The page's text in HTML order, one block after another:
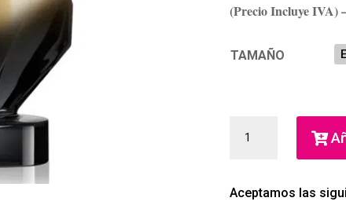
(Precio Incluye IVA)
TAMAÑO
ELIXIR
(HOMBRE)
Aceptamos las